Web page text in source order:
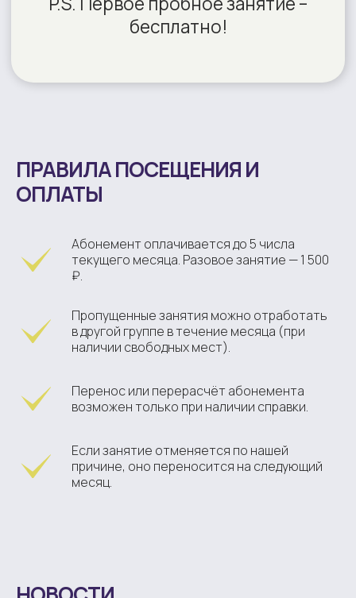
ПРАВИЛА ПОСЕЩЕНИЯ И
ОПЛАТЫ
Абонемент оплачивается до 5 числа
текущего месяца. Разовое занятие — 1 500
₽.
Пропущенные занятия можно отработать
в другой группе в течение месяца (при
наличии свободных мест).
Перенос или перерасчёт абонемента
возможен только при наличии справки.
Если занятие отменяется по нашей
причине, оно переносится на следующий
месяц.